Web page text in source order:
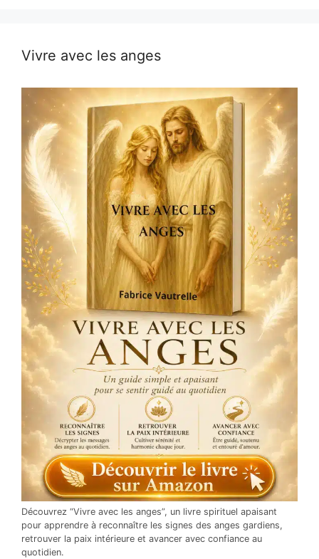
Vivre avec les anges
Découvrez “Vivre avec les anges”, un livre spirituel apaisant
pour apprendre à reconnaître les signes des anges gardiens,
retrouver la paix intérieure et avancer avec confiance au
quotidien.